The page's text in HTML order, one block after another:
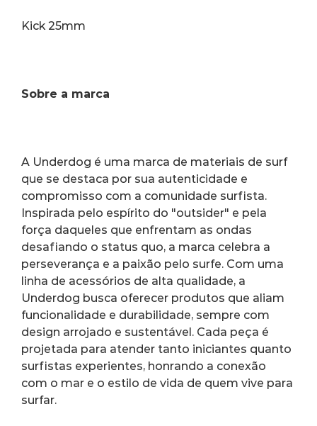
Kick 25mm
Sobre a marca
A Underdog é uma marca de materiais de surf
que se destaca por sua autenticidade e
compromisso com a comunidade surfista.
Inspirada pelo espírito do "outsider" e pela
força daqueles que enfrentam as ondas
desafiando o status quo, a marca celebra a
perseverança e a paixão pelo surfe. Com uma
linha de acessórios de alta qualidade, a
Underdog busca oferecer produtos que aliam
funcionalidade e durabilidade, sempre com
design arrojado e sustentável. Cada peça é
projetada para atender tanto iniciantes quanto
surfistas experientes, honrando a conexão
com o mar e o estilo de vida de quem vive para
surfar.